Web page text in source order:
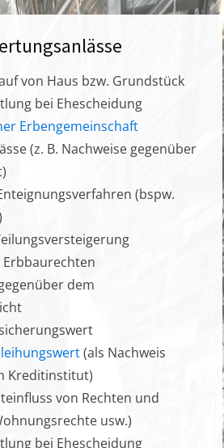
von Haus bzw. Grundstück
bei Ehescheidung
Erbengemeinschaft
(z. B. Nachweise gegenüber
(bspw.
dem
(als Nachweis
Kreditinstitut)
von Rechten und
usw.)
bei Ehescheidung